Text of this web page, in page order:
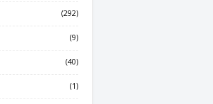
(292)
(9)
(40)
(1)